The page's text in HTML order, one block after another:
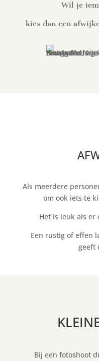
Wil je
kies dan een
Als meerdere
om ook iets te
Het is leuk als
Een rustig of effen
geeft
Bij een fotoshoot